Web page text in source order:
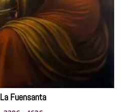
La Fuensanta